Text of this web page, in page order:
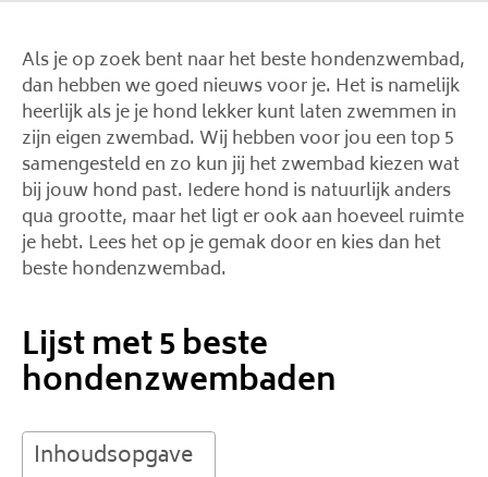
Als je op zoek bent naar het beste hondenzwembad,
dan hebben we goed nieuws voor je. Het is namelijk
heerlijk als je je hond lekker kunt laten zwemmen in
zijn eigen zwembad. Wij hebben voor jou een top 5
samengesteld en zo kun jij het zwembad kiezen wat
bij jouw hond past. Iedere hond is natuurlijk anders
qua grootte, maar het ligt er ook aan hoeveel ruimte
je hebt. Lees het op je gemak door en kies dan het
beste hondenzwembad.
Lijst met 5 beste
hondenzwembaden
Inhoudsopgave